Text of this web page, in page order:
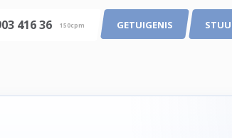
416 36 150cpm GETUIGENIS